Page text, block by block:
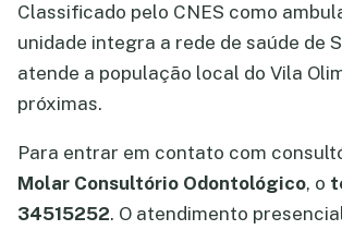
Classificado pelo CNES como
unidade integra a rede de saúde de
atende a população local do Vila
próximas.
Para entrar em contato com
Molar Consultório Odontológico, o
34515252. O atendimento